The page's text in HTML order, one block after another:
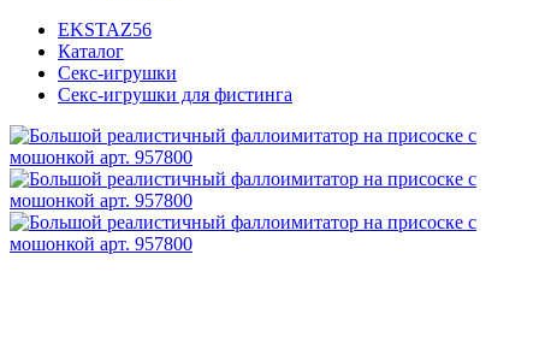
EKSTAZ56
Каталог
Секс-игрушки
Секс-игрушки для фистинга